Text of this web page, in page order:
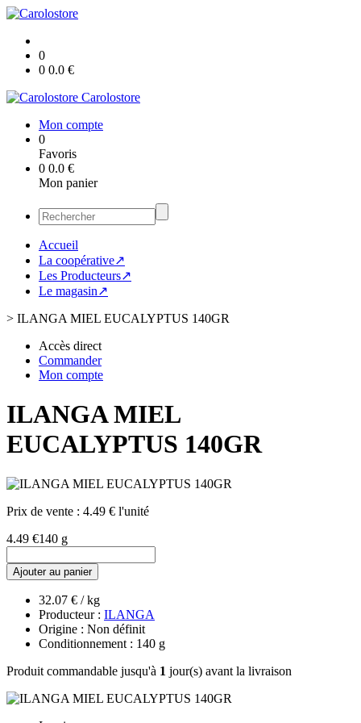
0
0 0.0 €
Carolostore
Mon compte
0
Favoris
0 0.0 €
Mon panier
Accueil
La coopérative↗
Les Producteurs↗
Le magasin↗
> ILANGA MIEL EUCALYPTUS 140GR
Accès direct
Commander
Mon compte
ILANGA MIEL
EUCALYPTUS 140GR
Prix de vente : 4.49 € l'unité
4.49 €140 g
Ajouter au panier
32.07 € / kg
Producteur : ILANGA
Origine : Non définit
Conditionnement : 140 g
Produit commandable jusqu'à 1 jour(s) avant la livraison